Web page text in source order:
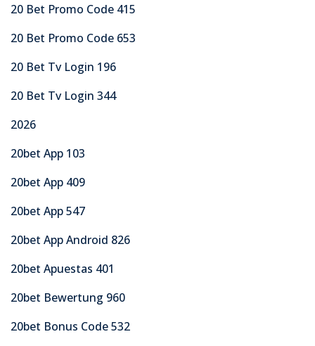
20 Bet Promo Code 415
20 Bet Promo Code 653
20 Bet Tv Login 196
20 Bet Tv Login 344
2026
20bet App 103
20bet App 409
20bet App 547
20bet App Android 826
20bet Apuestas 401
20bet Bewertung 960
20bet Bonus Code 532